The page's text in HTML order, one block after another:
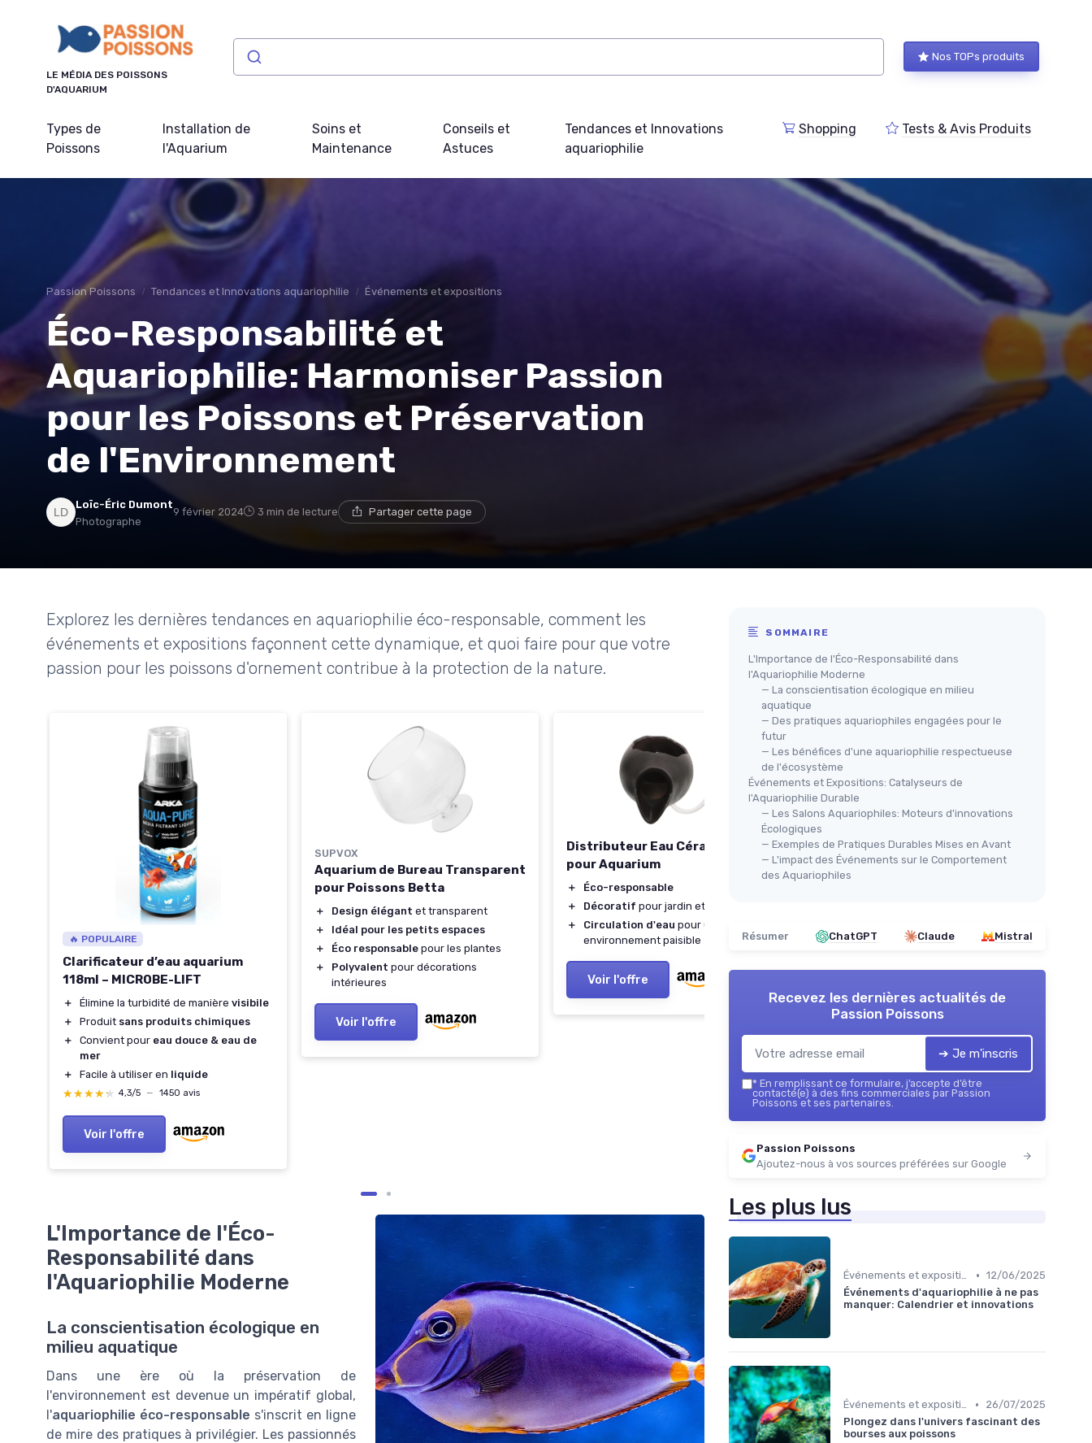
LE MÉDIA DES POISSONS
D'AQUARIUM
Nos TOPs produits
Types de
Poissons
Installation de
l'Aquarium
Soins et
Maintenance
Conseils et
Astuces
Tendances et Innovations
aquariophilie
Shopping Tests & Avis Produits
Passion Poissons Tendances et Innovations aquariophilie Événements et expositions
Éco-Responsabilité et
Aquariophilie: Harmoniser Passion
pour les Poissons et Préservation
de l'Environnement
Loïc-Éric Dumont
Photographe
9 février 2024 3 min de lecture Partager cette page
Explorez les dernières tendances en aquariophilie éco-responsable, comment les
événements et expositions façonnent cette dynamique, et quoi faire pour que votre
passion pour les poissons d'ornement contribue à la protection de la nature.
🔥 POPULAIRE
Clarificateur d’eau aquarium
118ml – MICROBE-LIFT
＋ Élimine la turbidité de manière visibile
＋
Produit sans produits chimiques
＋
Convient pour eau douce & eau de
mer
＋
Facile à utiliser en liquide
★★★★★
★★★★★ 4,3/5 — 1450 avis
Voir l'offre
SUPVOX
Aquarium de Bureau Transparent
pour Poissons Betta
＋ Design élégant et transparent
＋
Idéal pour les petits espaces
＋
Éco responsable pour les plantes
＋
Polyvalent pour décorations
intérieures
Voir l'offre
Distributeur Eau Céramique
pour Aquarium
＋
Éco-responsable
＋
Décoratif pour jardin et intérieur
＋
Circulation d'eau pour un
environnement paisible
Voir l'offre
PYPABL
Filtre à Éponge pour Aquarium
150L
＋ Silencieux
pendant son
un meilleur traitement
Conçu pour les tortues
Voir l'offre
L'Importance de l'Éco-
Responsabilité dans
l'Aquariophilie Moderne
La conscientisation écologique en
milieu aquatique
Dans une ère où la préservation de
l'environnement est devenue un impératif global,
l'aquariophilie éco-responsable s'inscrit en ligne
de mire des pratiques à privilégier. Les passionnés
SOMMAIRE
L'Importance de l'Éco-Responsabilité dans
l'Aquariophilie Moderne
— La conscientisation écologique en milieu
aquatique
— Des pratiques aquariophiles engagées pour le
futur
— Les bénéfices d'une aquariophilie respectueuse
de l'écosystème
Événements et Expositions: Catalyseurs de
l'Aquariophilie Durable
— Les Salons Aquariophiles: Moteurs d'innovations
Écologiques
— Exemples de Pratiques Durables Mises en Avant
— L'impact des Événements sur le Comportement
des Aquariophiles
Résumer ChatGPT Claude Mistral
Recevez les dernières actualités de
Passion Poissons
➔ Je m'inscris
* En remplissant ce formulaire, j’accepte d’être
contacté(e) à des fins commerciales par Passion
Poissons et ses partenaires.
Passion Poissons
Ajoutez-nous à vos sources préférées sur Google
Les plus lus
Événements et expositions • 12/06/2025
Événements d'aquariophilie à ne pas
manquer: Calendrier et innovations
Événements et expositions •
26/07/2025
Plongez dans l'univers fascinant des
bourses aux poissons